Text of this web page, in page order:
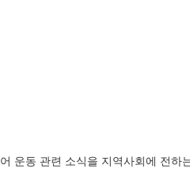
운동 관련 소식을 지역사회에 전하